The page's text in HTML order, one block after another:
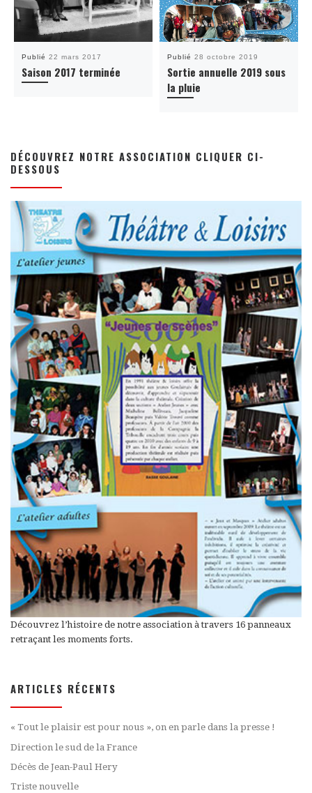
Publié 22 mars 2017
Saison 2017 terminée
Publié 28 octobre 2019
Sortie annuelle 2019 sous
la pluie
DÉCOUVREZ NOTRE ASSOCIATION CLIQUER CI-
DESSOUS
Découvrez l’histoire de notre association à travers 16 panneaux
retraçant les moments forts.
ARTICLES RÉCENTS
« Tout le plaisir est pour nous », on en parle dans la presse !
Direction le sud de la France
Décès de Jean-Paul Hery
Triste nouvelle